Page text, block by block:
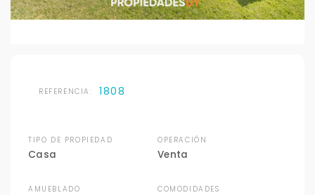
REFERENCIA: 1808
TIPO DE PROPIEDAD
Casa
OPERACIÓN
Venta
AMUEBLADO COMODIDADES